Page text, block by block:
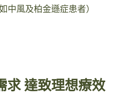
中風及柏金遜症患者）
求 達致理想療效